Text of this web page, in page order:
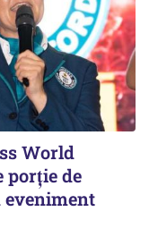
World
porție de
eveniment